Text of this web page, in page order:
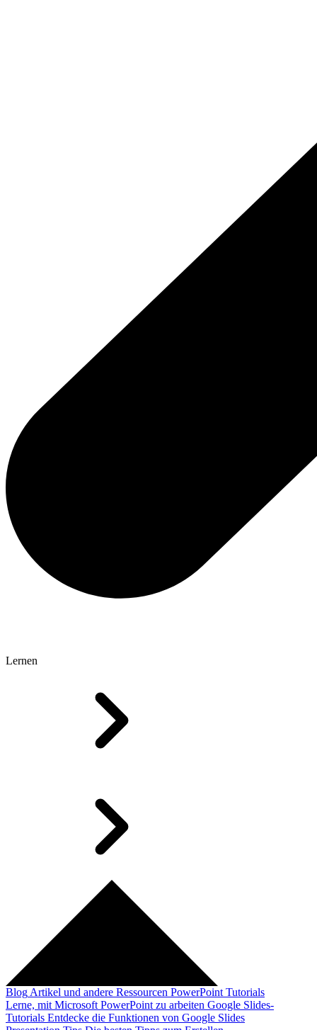
Lernen
Blog Artikel und andere Ressourcen PowerPoint Tutorials
Lerne, mit Microsoft PowerPoint zu arbeiten Google Slides-
Tutorials Entdecke die Funktionen von Google Slides